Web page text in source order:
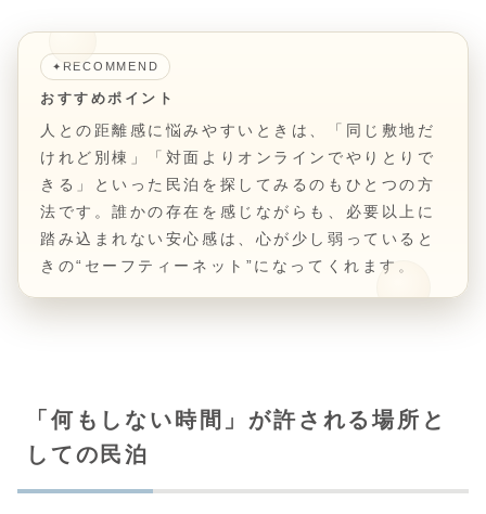
✦ RECOMMEND
おすすめポイント
人との距離感に悩みやすいときは、「同じ敷地だ
けれど別棟」「対面よりオンラインでやりとりで
きる」といった民泊を探してみるのもひとつの方
法です。誰かの存在を感じながらも、必要以上に
踏み込まれない安心感は、心が少し弱っていると
きの“セーフティーネット”になってくれます。
「何もしない時間」が許される場所と
しての民泊